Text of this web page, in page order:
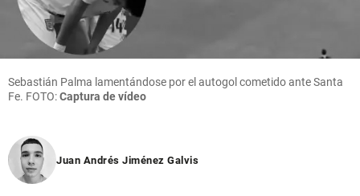
Sebastián Palma lamentándose por el autogol cometido ante Santa
Fe. FOTO:Captura de vídeo
Juan Andrés Jiménez Galvis